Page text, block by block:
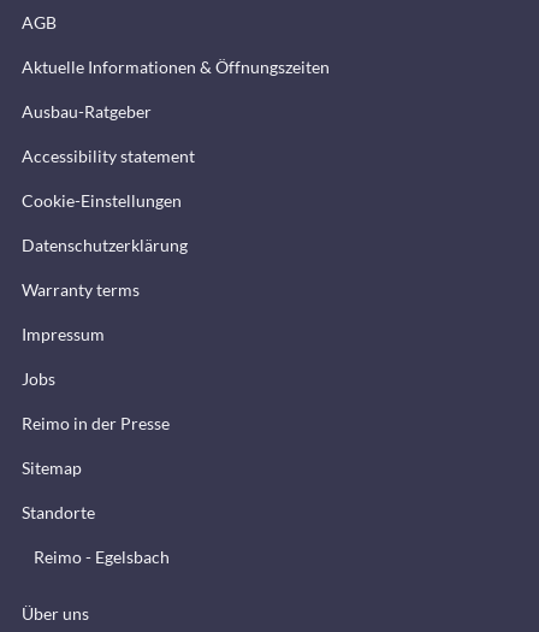
AGB
Aktuelle Informationen & Öffnungszeiten
Ausbau-Ratgeber
Accessibility statement
Cookie-Einstellungen
Datenschutzerklärung
Warranty terms
Impressum
Jobs
Reimo in der Presse
Sitemap
Standorte
Reimo - Egelsbach
Über uns